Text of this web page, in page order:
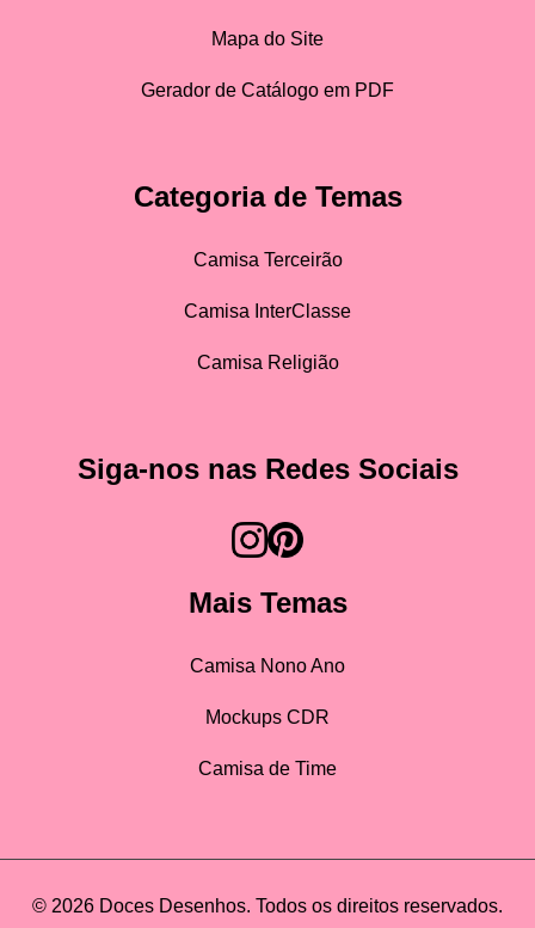
Mapa do Site
Gerador de Catálogo em PDF
Categoria de Temas
Camisa Terceirão
Camisa InterClasse
Camisa Religião
Siga-nos nas Redes Sociais
Mais Temas
Camisa Nono Ano
Mockups CDR
Camisa de Time
© 2026 Doces Desenhos. Todos os direitos reservados.